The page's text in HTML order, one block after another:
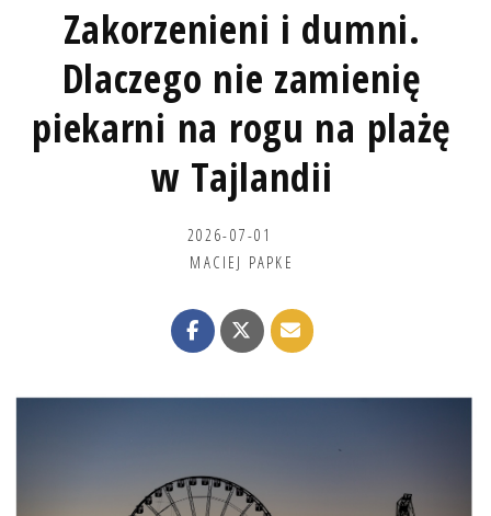
Zakorzenieni i dumni.
Dlaczego nie zamienię
piekarni na rogu na plażę
w Tajlandii
2026-07-01
MACIEJ PAPKE